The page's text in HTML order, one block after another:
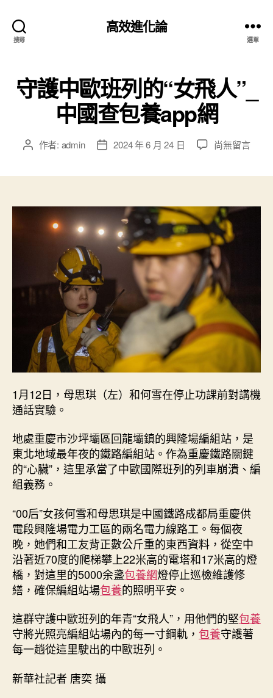
搜尋
高效進化論
選單
守護中歐班列的“女飛人”_
中國查包養app網
文 作者: admin
文
期
2024 年 6 月 24 日
在
班
列
的
“女
飛
人”
_
中
國
查
包
app
中
尚無留言
1月12日，母思琪（左）和何雪在停止功課前對講機
通話實驗。
地處重慶市沙坪壩區回龍壩鎮的興隆場編組站，是
東北地域最年夜的鐵路編組站。作為重慶鐵路關鍵
的“心臟”，這里承當了中歐國際班列的列車崩潰、編
組義務。
“00后”女孩何雪和母思琪是中國鐵路成都局重慶供
電段興隆場電力工區的兩名電力線路工。每個夜
晚，她們和工友背正數公斤重的東西資料，從空中
沿著近70度的爬梯攀上22米高的電塔和17米高的燈
橋，對這里的5000余盞包養網燈停止巡檢維護修
繕，確保編組站場包養的照明平安。
這群守護中歐班列的年青“女飛人”，用他們的堅包養
守將光照亮編組站場內的每一寸鋼軌， 包養守護著
每一趟從這里駛出的中歐班列。
新華社記者 唐奕 攝